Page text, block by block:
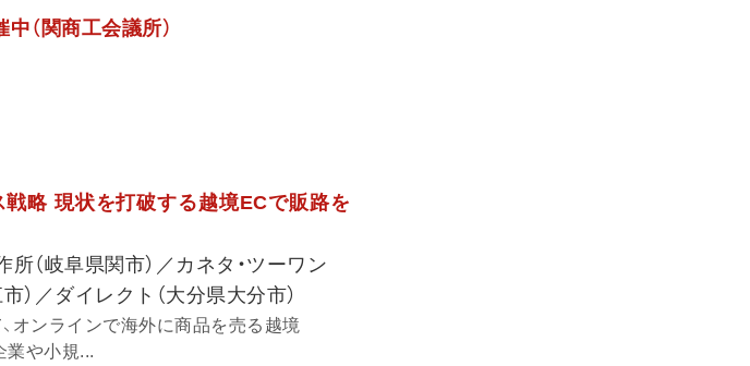
（関商工会議所）
略 現状を打破する越境ECで販路を
（岐阜県関市）／カネタ・ツーワン
）／ダイレクト（大分県大分市）
オンラインで海外に商品を売る越境
業や小規...